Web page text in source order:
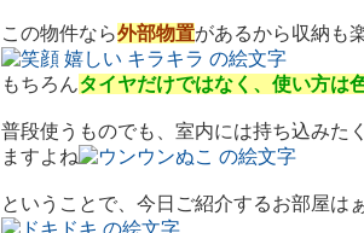
この物件なら外部物置があるから収納も
もちろんタイヤだけではなく、使い方は
普段使うものでも、室内には持ち込みた
ますよね
ということで、今日ご紹介するお部屋は